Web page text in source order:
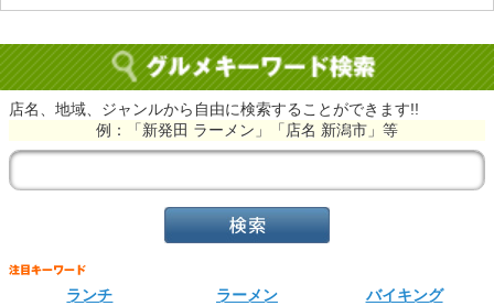
店名、地域、ジャンルから自由に検索することができます!!
例：「新発田 ラーメン」「店名 新潟市」等
ランチ ラーメン
バイキング